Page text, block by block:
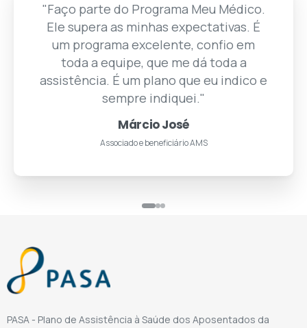
"Agradeço à equipe
enfermeiras, enfim, todas as
do PASA. Aqui em Itabira (MG) o
tem uma das melhores
Maria do Carmo Silva
"Faço parte do Programa Meu Médico.
Ele supera as minhas expectativas. É
um programa excelente, confio em
toda a equipe, que me dá toda a
assistência. É um plano que eu indico e
sempre indiquei."
Márcio José
Associado e beneficiário AMS
PASA - Plano de Assistência à Saúde dos Aposentados da